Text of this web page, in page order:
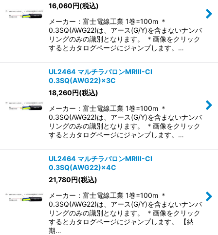
絞り込む
16,060円(税込)
メーカー：富士電線工業 1巻=100m ＊
0.3SQ(AWG22)は、アース(G/Y)を含まないナンバ
リングのみの識別となります。 ＊画像をクリック
するとカタログページにジャンプします。…
UL2464 マルチラバロンMRIII-CI
0.3SQ(AWG22)×3C
18,260円(税込)
メーカー：富士電線工業 1巻=100m ＊
0.3SQ(AWG22)は、アース(G/Y)を含まないナンバ
リングのみの識別となります。 ＊画像をクリック
するとカタログページにジャンプします。…
UL2464 マルチラバロンMRIII-CI
0.3SQ(AWG22)×4C
21,780円(税込)
メーカー：富士電線工業 1巻=100m ＊
0.3SQ(AWG22)は、アース(G/Y)を含まないナンバ
リングのみの識別となります。 ＊画像をクリック
するとカタログページにジャンプします。 【納
期…